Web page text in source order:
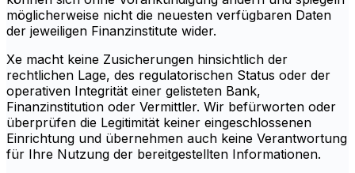
möglicherweise nicht die neuesten verfügbaren Daten
der jeweiligen Finanzinstitute wider.
Xe macht keine Zusicherungen hinsichtlich der
rechtlichen Lage, des regulatorischen Status oder der
operativen Integrität einer gelisteten Bank,
Finanzinstitution oder Vermittler. Wir befürworten oder
überprüfen die Legitimität keiner eingeschlossenen
Einrichtung und übernehmen auch keine Verantwortung
für Ihre Nutzung der bereitgestellten Informationen.